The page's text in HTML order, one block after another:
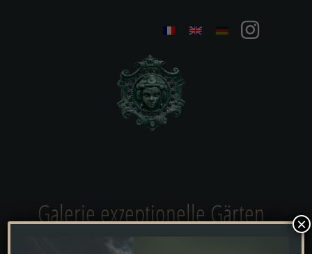
Galerie exzeptionelle Gärten ×